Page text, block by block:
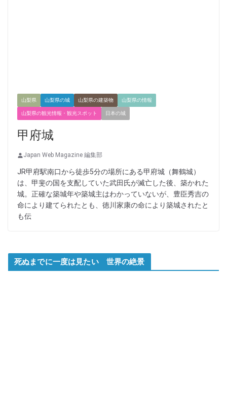
山梨県 山梨県の城 山梨県の建築物 山梨県の情報
山梨県の観光情報・観光スポット 日本の城
甲府城
Japan Web Magazine 編集部
JR甲府駅南口から徒歩5分の場所にある甲府城（舞鶴城）
は、甲斐の国を支配していた武田氏が滅亡した後、築かれた
城。正確な築城年や築城主はわかっていないが、豊臣秀吉の
命により建てられたとも、徳川家康の命により築城されたと
も伝
死ぬまでに一度は見たい 世界の絶景